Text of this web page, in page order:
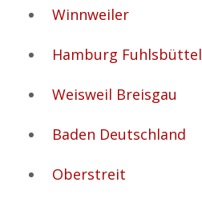
Winnweiler
Hamburg Fuhlsbüttel
Weisweil Breisgau
Baden Deutschland
Oberstreit